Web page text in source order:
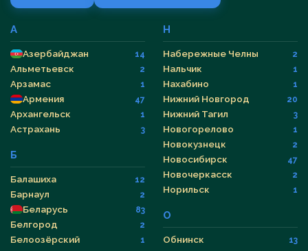
А
Азербайджан 14
Альметьевск 2
Арзамас 1
Армения 47
Архангельск 1
Астрахань 3
Б
Балашиха 12
Барнаул 2
Беларусь 83
Белгород 2
Белоозёрский 1
Н
Набережные Челны 2
Нальчик 1
Нахабино 1
Нижний Новгород 20
Нижний Тагил 3
Новогорелово 1
Новокузнецк 2
Новосибирск 47
Новочеркасск 2
Норильск 1
О
Обнинск 13